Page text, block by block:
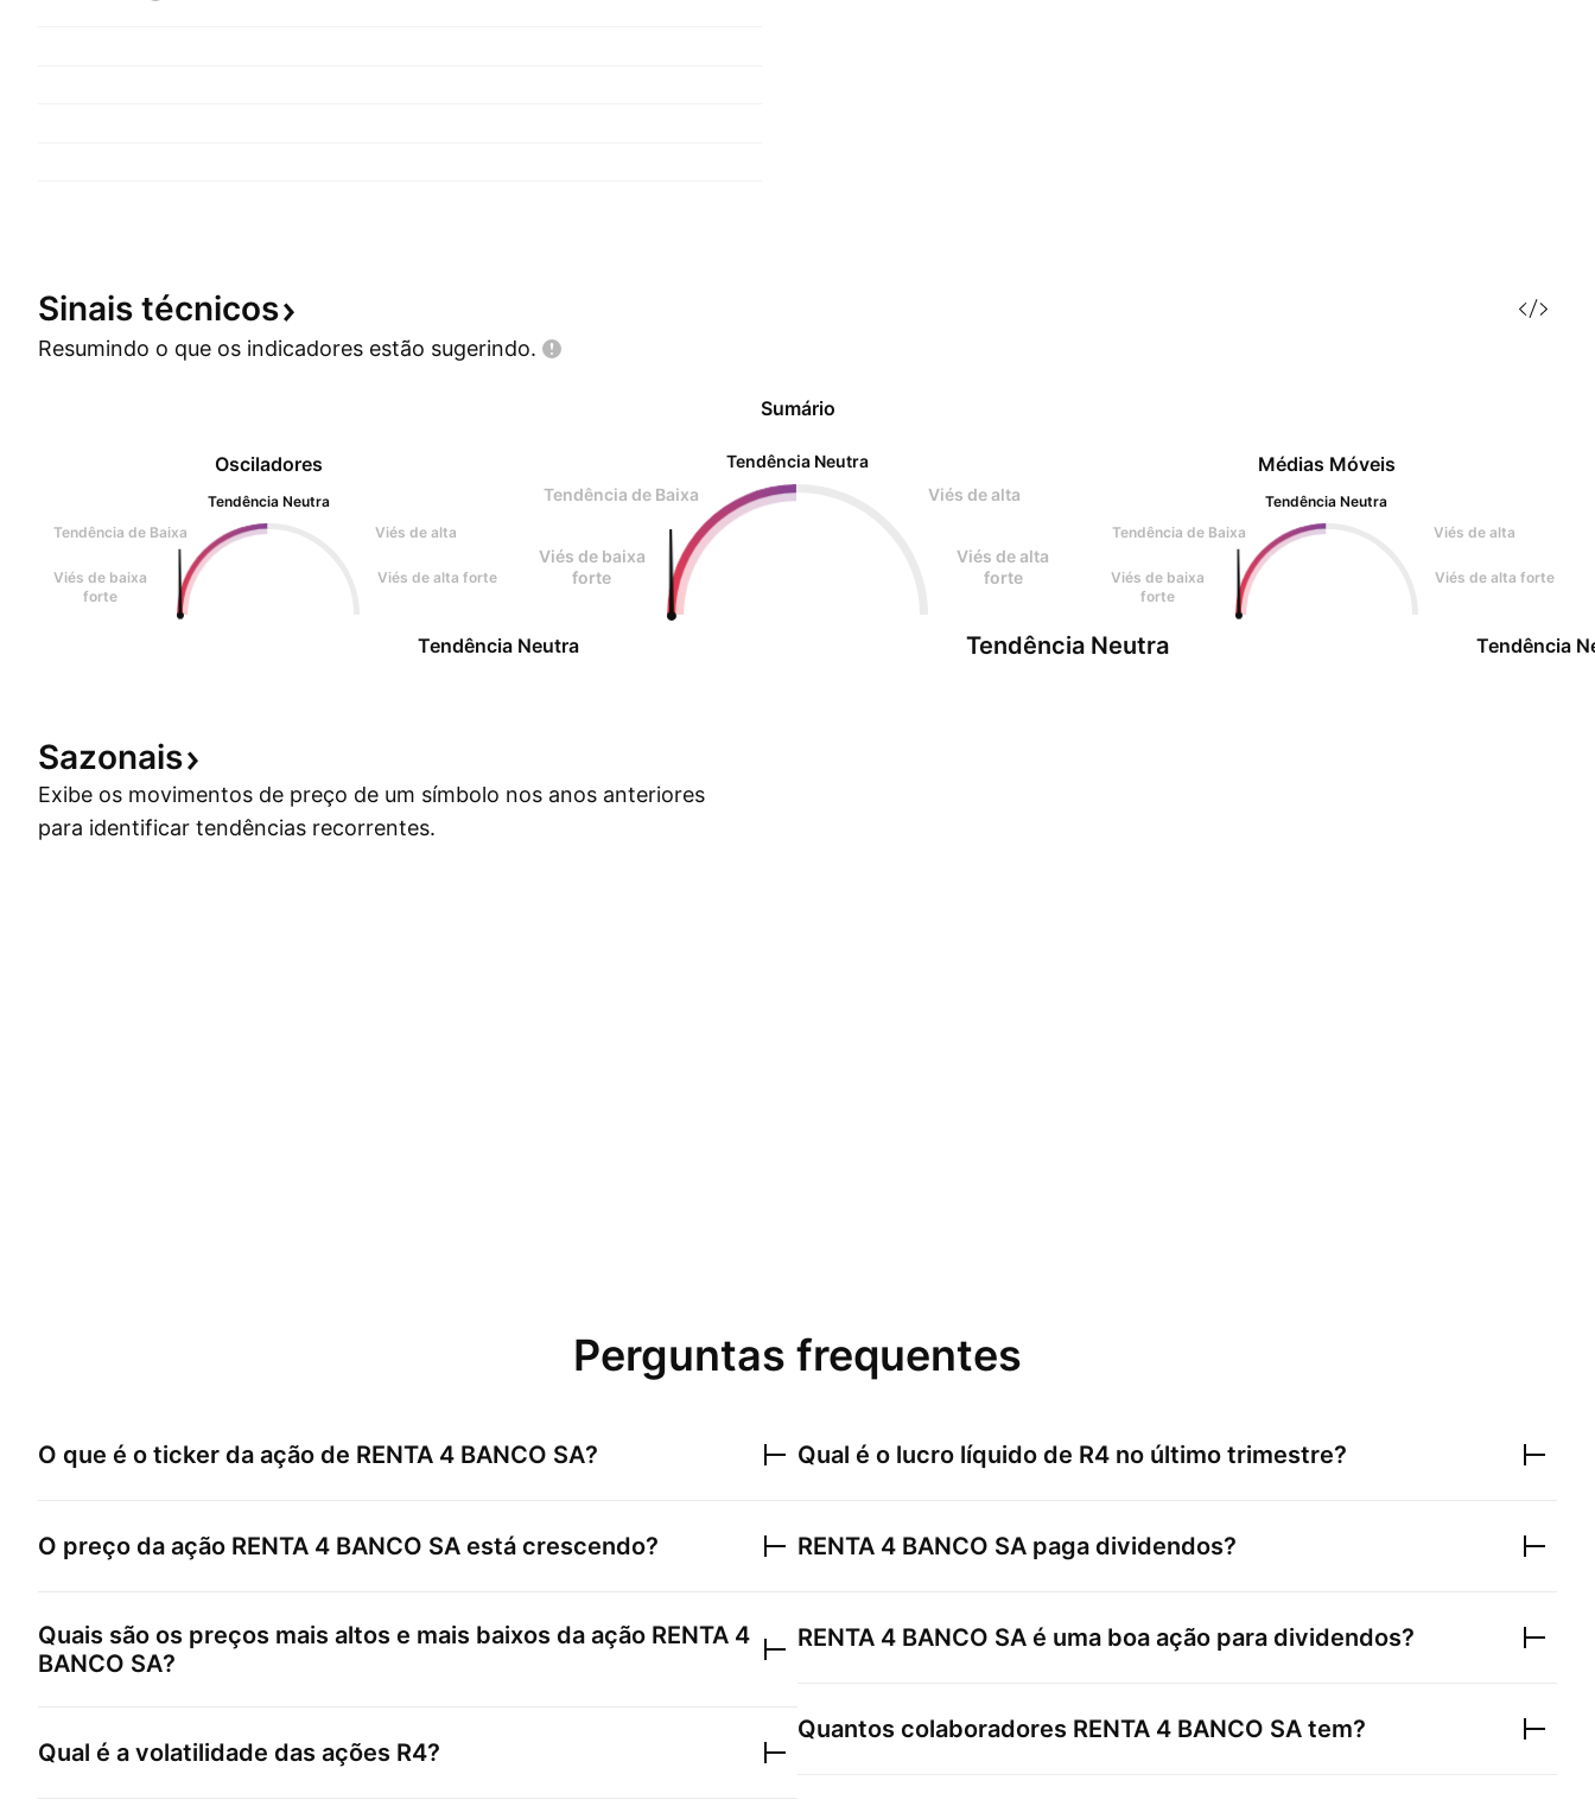
Sinais técnicos
Resumindo o que os indicadores estão sugerindo.
Osciladores
Tendência Neutra
Tendência de Baixa
Viés de alta
Viés de baixa
forte
Viés de alta forte
Tendência Neutra
Sumário
Tendência Neutra
Tendência de Baixa
Viés de alta
Viés de baixa
forte
Viés de alta
forte
Tendência Neutra
Médias Móveis
Tendência Neutra
Tendência de Baixa
Viés de alta
Viés de baixa
forte
Viés de alta forte
Tendência
Sazonais
Exibe os movimentos de preço de um símbolo nos anos anteriores
para identificar tendências recorrentes.
Perguntas frequentes
O que é o ticker da ação de RENTA 4 BANCO SA?
O preço da ação RENTA 4 BANCO SA está crescendo?
Quais são os preços mais altos e mais baixos da ação RENTA 4
BANCO SA?
Qual é a volatilidade das ações R4?
Qual é o lucro líquido de R4 no último trimestre?
RENTA 4 BANCO SA paga dividendos?
RENTA 4 BANCO SA é uma boa ação para dividendos?
Quantos colaboradores RENTA 4 BANCO SA tem?